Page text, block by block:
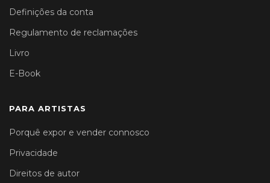
Definições da conta
Regulamento de reclamações
Livro
E-Book
PARA ARTISTAS
Porquê expor e vender connosco
Privacidade
Direitos de autor